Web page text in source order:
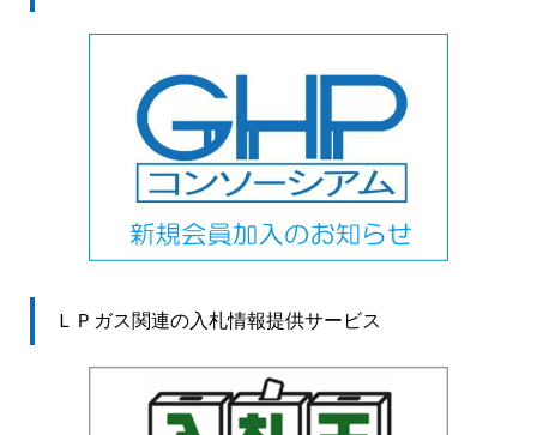
ＬＰガス関連の入札情報提供サービス